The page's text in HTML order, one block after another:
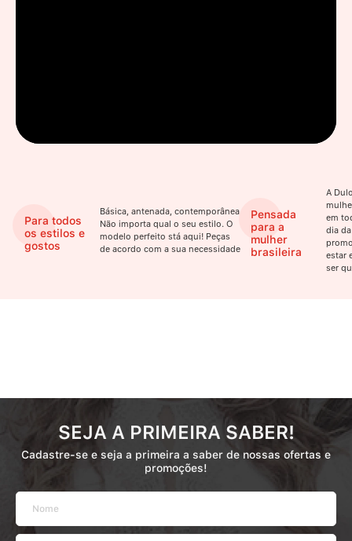
Para todos
os estilos e
gostos
Básica, antenada, contemporânea.
Não importa qual o seu estilo. O
modelo perfeito stá aqui! Peças
de acordo com a sua necessidade
Pensada
para a
mulher
brasileira
A
em
dia
estar
ser
SEJA A PRIMEIRA SABER!
Cadastre-se e seja a primeira a saber de nossas ofertas e
promoções!